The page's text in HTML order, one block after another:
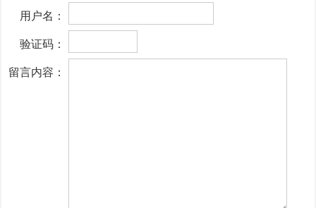
用户名：
验证码：
留言内容：